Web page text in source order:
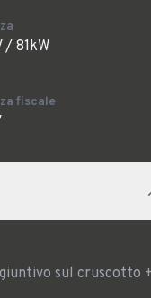
/ 81kW
fiscale